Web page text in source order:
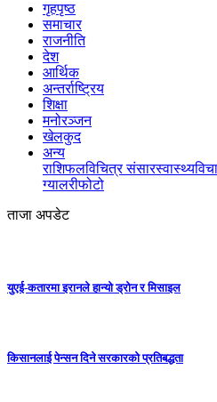
गृहपृष्ठ
समाचार
राजनीति
देश
आर्थिक
अन्तर्राष्ट्रिय
शिक्षा
मनोरञ्जन
खेलकुद
अन्य
राशिफलविचित्र संसारस्वास्थ्य
ग्यालरीफोटो
ताजा अपडेट
युएई-कतारमा इरानले हान्यो ड्रोन र मिसाइल
किसानलाई पेन्सन दिने सरकारको प्रतिबद्धता